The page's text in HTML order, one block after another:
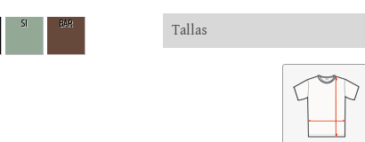
SI BAR Tallas